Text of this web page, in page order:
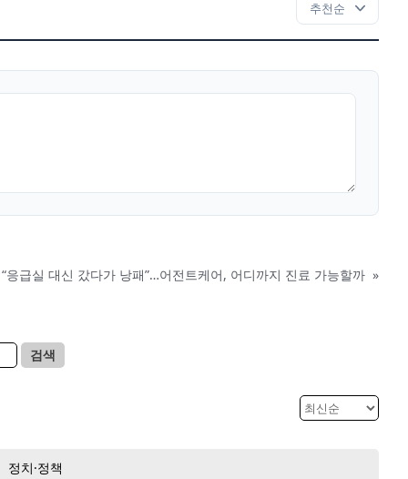
“응급실 대신 갔다가 낭패”…어전트케어, 어디까지 진료 가능할까 »
검색
정치·정책